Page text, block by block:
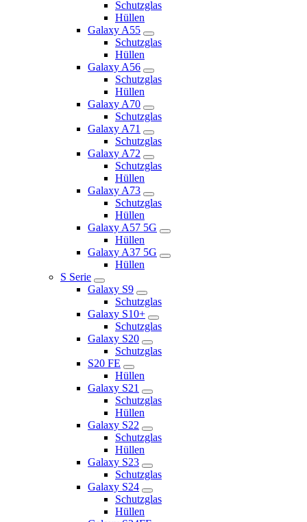
Schutzglas
Hüllen
Galaxy A55
Schutzglas
Hüllen
Galaxy A56
Schutzglas
Hüllen
Galaxy A70
Schutzglas
Galaxy A71
Schutzglas
Galaxy A72
Schutzglas
Hüllen
Galaxy A73
Schutzglas
Hüllen
Galaxy A57 5G
Hüllen
Galaxy A37 5G
Hüllen
S Serie
Galaxy S9
Schutzglas
Galaxy S10+
Schutzglas
Galaxy S20
Schutzglas
S20 FE
Hüllen
Galaxy S21
Schutzglas
Hüllen
Galaxy S22
Schutzglas
Hüllen
Galaxy S23
Schutzglas
Galaxy S24
Schutzglas
Hüllen